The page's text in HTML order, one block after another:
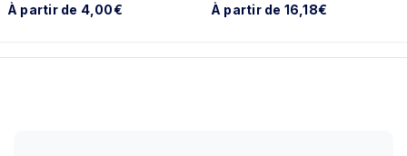
À partir de 4,00€
À partir de 16,18€